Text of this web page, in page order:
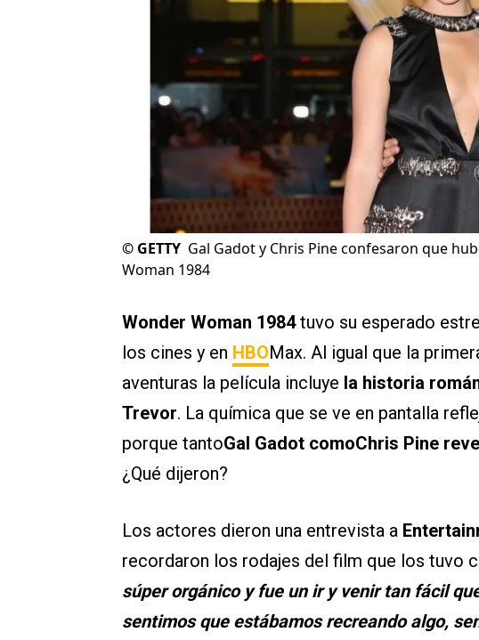
© GETTY Gal Gadot y Chris Pine confesaron que
Woman 1984
Wonder Woman 1984tuvo su esperado
los cines y en HBOMax. Al igual que la
aventuras la película incluye la historia
Trevor. La química que se ve en pantalla
porque tantoGal Gadot comoChris Pine
¿Qué dijeron?
Los actores dieron una entrevista a
recordaron los rodajes del film que los tuvo
súper orgánico y fue un ir y venir tan fácil
sentimos que estábamos recreando algo,